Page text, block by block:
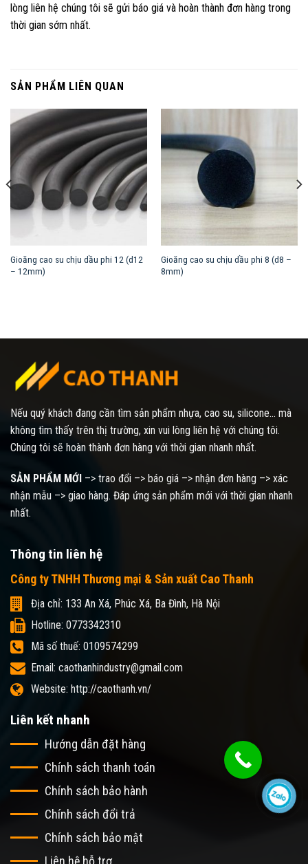
lòng liên hệ chúng tôi sẽ gửi báo giá và hoàn thành đơn hàng trong
thời gian sớm nhất.
SẢN PHẨM LIÊN QUAN
Gioăng cao su chịu dầu phi 12 (d12
– 12mm)
Gioăng cao su chịu dầu phi 8 (d8 –
8mm)
Nếu quý khách đang cần tìm sản phẩm nhựa, cao su, silicone... mà
không tìm thấy trên thị trường, xin vui lòng liên hệ với chúng tôi.
Chúng tôi sẽ hoàn thành đơn hàng với thời gian nhanh nhất.
SẢN PHẨM MỚI –> trao đổi –> báo giá –> nhận đơn hàng –> xác
nhận mẫu –> giao hàng. Đáp ứng sản phẩm mới với thời gian nhanh
nhất.
Thông tin liên hệ
Công ty TNHH Thương mại & Sản xuất Cao Thanh
Địa chỉ: 133 An Xá, Phúc Xá, Ba Đình, Hà Nội
Hotline: 0773342310
Mã số thuế: 0109574299
Email: caothanhindustry@gmail.com
Website: http://caothanh.vn/
Liên kết nhanh
Hướng dẫn đặt hàng
Chính sách thanh toán
Chính sách bảo hành
Chính sách đổi trả
Chính sách bảo mật